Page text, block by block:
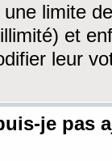
une limite
et
leur
je pas